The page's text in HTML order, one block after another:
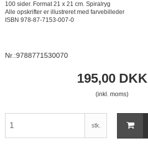
100 sider. Format 21 x 21 cm. Spiralryg
Alle opskrifter er illustreret med farvebilleder
ISBN 978-87-7153-007-0
Nr.:9788771530070
195,00 DKK
(inkl. moms)
stk.